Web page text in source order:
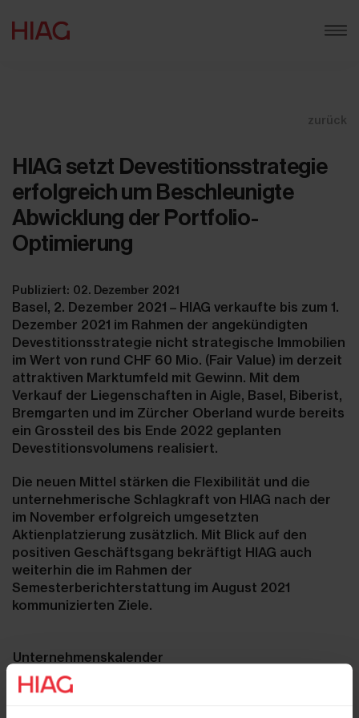
zurück
HIAG setzt Devestitionsstrategie
erfolgreich um Beschleunigte
Abwicklung der Portfolio-
Optimierung
Publiziert: 02. Dezember 2021
Basel, 2. Dezember 2021 – HIAG verkaufte bis zum 1.
Dezember 2021 im Rahmen der angekündigten
Devestitionsstrategie nicht strategische Immobilien
im Wert von rund CHF 60 Mio. (Fair Value) im derzeit
attraktiven Marktumfeld mit Gewinn. Mit dem
Verkauf der Liegenschaften in Aigle, Basel, Biberist,
Bremgarten und im Zürcher Oberland wurde bereits
ein Grossteil des bis Ende 2022 geplanten
Devestitionsvolumens realisiert.
Die neuen Mittel stärken die Flexibilität und die
unternehmerische Schlagkraft von HIAG nach der
im November erfolgreich umgesetzten
Aktienplatzierung zusätzlich. Mit Blick auf den
positiven Geschäftsgang bekräftigt HIAG auch
weiterhin die im Rahmen der
Semesterberichterstattung im August 2021
kommunizierten Ziele.
Unternehmenskalender
13. Januar 2022